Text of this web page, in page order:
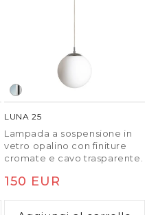
LUNA 25
Lampada a sospensione in
vetro opalino con finiture
cromate e cavo trasparente.
Prezzo
di
150 EUR